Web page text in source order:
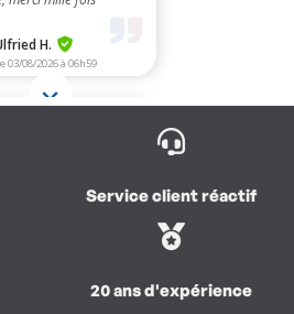
Service client réactif
20 ans d'expérience